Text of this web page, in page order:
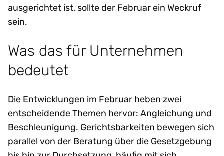
ausgerichtet ist, sollte der Februar ein Weckruf
sein.
Was das für Unternehmen
bedeutet
Die Entwicklungen im Februar heben zwei
entscheidende Themen hervor: Angleichung und
Beschleunigung. Gerichtsbarkeiten bewegen sich
parallel von der Beratung über die Gesetzgebung